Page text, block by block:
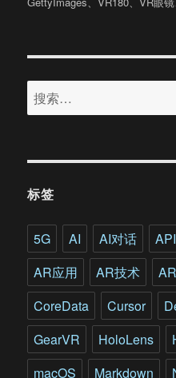
搜
索：
标签
5G AI AI对话 API
AR应用
AR技术
CoreData
Cursor
GearVR
HoloLens
macOS
Markdown